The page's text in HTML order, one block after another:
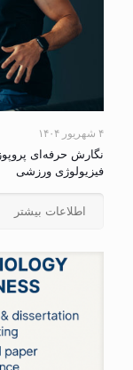
۴ شهریور ۱۴۰۴
نگارش حرفه‌ای
فیزیولوژی ورزشی
اطلاعات بیشتر